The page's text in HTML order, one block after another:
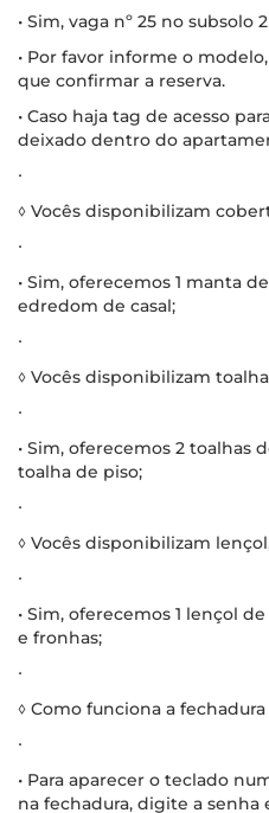
• Sim, vaga nº 25 no subsolo 2
• Por favor informe o
que confirmar a reserva.
• Caso haja tag de acesso
deixado dentro do
∙
◊ Vocês disponibilizam
∙
• Sim, oferecemos 1 manta
edredom de casal;
∙
◊ Vocês disponibilizam
∙
• Sim, oferecemos 2 toalhas
toalha de piso;
∙
◊ Vocês disponibilizam
∙
• Sim, oferecemos 1 lençol
e fronhas;
∙
◊ Como funciona a
∙
• Para aparecer o teclado
na fechadura, digite a senha